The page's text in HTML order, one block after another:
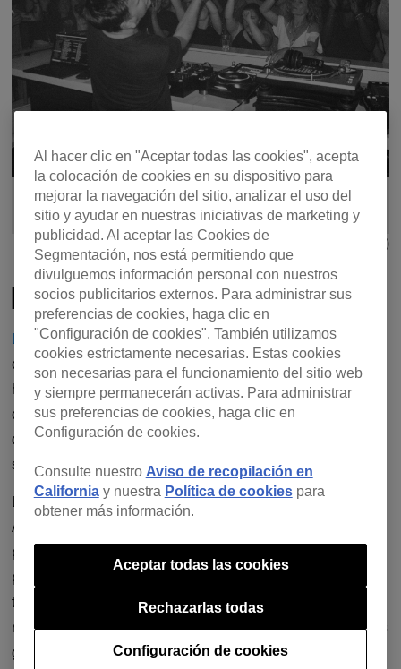
Photo credit: Bazil Lamy (@bazil_lamy)
PREPARACIÓN
Laurent Garnierha tocado toda la noche a lo largo de su
carrera. Empezó en los años 80, pinchando durante 4
horas en el mítico club Haçienda de Manchester, antes de
conseguir residencias en París, sobre todo en el Rex Club,
donde pinchaba regularmente hasta 12 horas, algo que
sigue haciendo hoy en día.
La idea de tocar sesiones largas está tan arraigada en el
ADN de Laurent que se filtra en sus otros trabajos. Su
proyecto más reciente es una
para fabric, que incluye una mezcla de house, una de
techno, una de «UK» y una de ambient. Su intención era
reflejar las diferentes partes de una noche de discoteca, los
giros y vueltas del camino, muchos de los cuales canaliza
Al hacer clic en "Aceptar todas las cookies", acepta
la colocación de cookies en su dispositivo para
mejorar la navegación del sitio, analizar el uso del
sitio y ayudar en nuestras iniciativas de marketing y
publicidad. Al aceptar las Cookies de
Segmentación, nos está permitiendo que
divulguemos información personal con nuestros
socios publicitarios externos. Para administrar sus
preferencias de cookies, haga clic en
"Configuración de cookies". También utilizamos
cookies estrictamente necesarias. Estas cookies
son necesarias para el funcionamiento del sitio web
y siempre permanecerán activas. Para administrar
sus preferencias de cookies, haga clic en
Configuración de cookies.
Consulte nuestro Aviso de recopilación en
Californiay nuestra Política de cookiespara
obtener más información.
Configuración de cookies
Rechazarlas todas
Aceptar todas las cookies